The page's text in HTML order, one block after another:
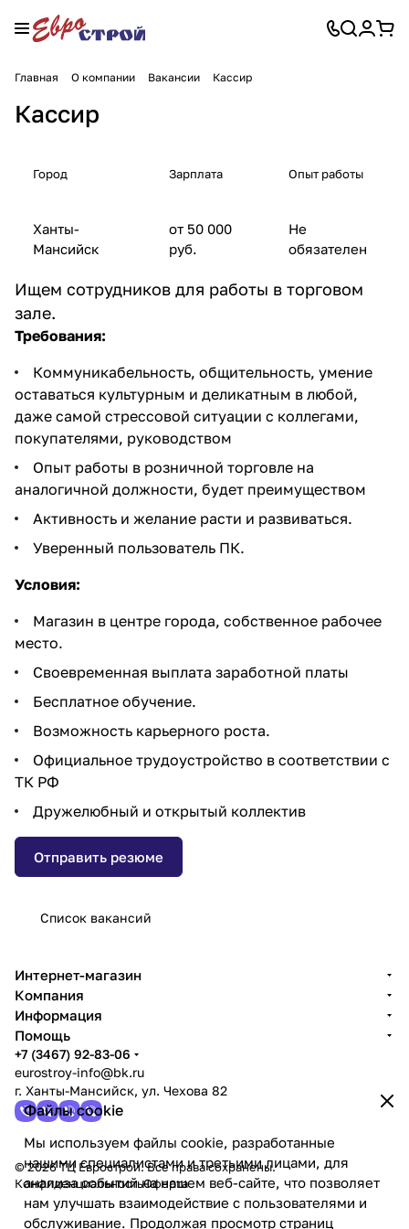
Главная О компании Вакансии Кассир
Кассир
Город
Ханты-
Мансийск
Зарплата
от 50 000
руб.
Опыт работы
Не
обязателен
Ищем сотрудников для работы в торговом
зале.
Требования:
Коммуникабельность, общительность, умение
оставаться культурным и деликатным в любой,
даже самой стрессовой ситуации с коллегами,
покупателями, руководством
Опыт работы в розничной торговле на
аналогичной должности, будет преимуществом
Активность и желание расти и развиваться.
Уверенный пользователь ПК.
Условия:
Магазин в центре города, собственное рабочее
место.
Своевременная выплата заработной платы
Бесплатное обучение.
Возможность карьерного роста.
Официальное трудоустройство в соответствии с
ТК РФ
Дружелюбный и открытый коллектив
Отправить резюме
Список вакансий
Файлы cookie
Мы используем файлы cookie, разработанные
нашими специалистами и третьими лицами, для
анализа событий на нашем веб-сайте, что позволяет
нам улучшать взаимодействие с пользователями и
обслуживание. Продолжая просмотр страниц
Интернет-магазин
Компания
Информация
Помощь
+7 (3467) 92-83-06
eurostroy-info@bk.ru
г. Ханты-Мансийск, ул. Чехова 82
© 2026 ТЦ Еврострой. Все права сохранены.
КонфиденциальностьОферта